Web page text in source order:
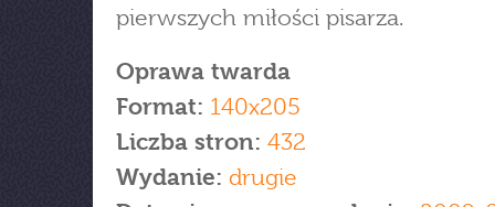
pierwszych miłości pisarza.
Oprawa twarda
Format: 140x205
Liczba stron: 432
Wydanie: drugie